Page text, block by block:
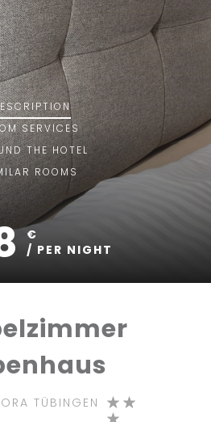
SERVICES
THE HOTEL
ROOMS
€
/ PER NIGHT
TÜBINGEN